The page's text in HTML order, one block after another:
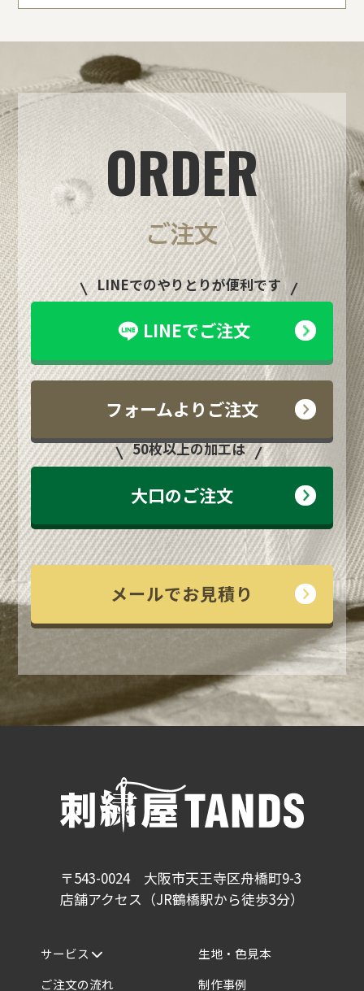
ORDER
ご注文
LINEでのやりとりが便利です
LINEでご注文
フォームよりご注文
50枚以上の加工は
大口のご注文
メールでお見積り
〒543-0024 大阪市天王寺区舟橋町9-3
店舗アクセス（JR鶴橋駅から徒歩3分）
サービス
ご注文の流れ
生地・色見本
制作事例